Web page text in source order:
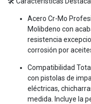
Acero Cr-Mo
Molibdeno con
resistencia
corrosión por
Compatibilidad
con pistolas de
eléctricas,
medida. Incluye la